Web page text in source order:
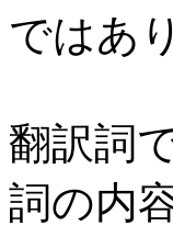
ではあ
翻訳詞
詞の内